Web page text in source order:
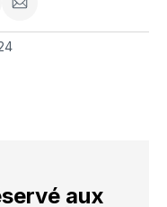
Partager
par
aux